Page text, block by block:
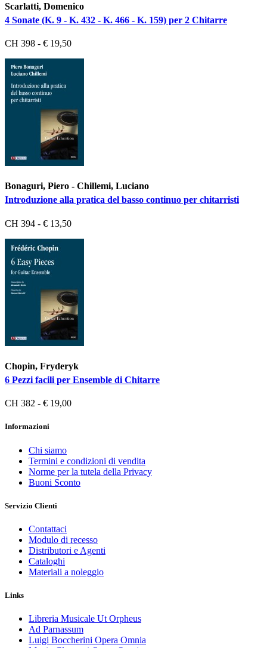
Scarlatti, Domenico
4 Sonate (K. 9 - K. 432 - K. 466 - K. 159) per 2 Chitarre
CH 398 - € 19,50
Bonaguri, Piero - Chillemi, Luciano
Introduzione alla pratica del basso continuo per chitarristi
CH 394 - € 13,50
Chopin, Fryderyk
6 Pezzi facili per Ensemble di Chitarre
CH 382 - € 19,00
Informazioni
Chi siamo
Termini e condizioni di vendita
Norme per la tutela della Privacy
Buoni Sconto
Servizio Clienti
Contattaci
Modulo di recesso
Distributori e Agenti
Cataloghi
Materiali a noleggio
Links
Libreria Musicale Ut Orpheus
Ad Parnassum
Luigi Boccherini Opera Omnia